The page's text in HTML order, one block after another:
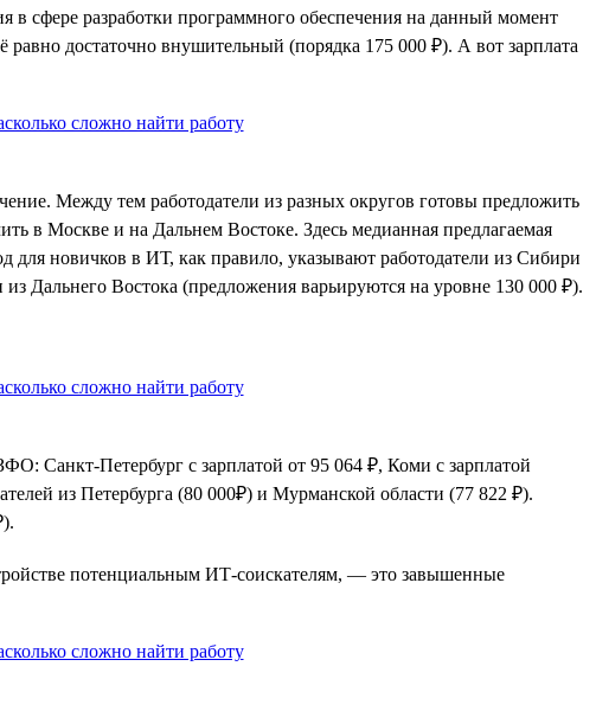
в сфере разработки программного обеспечения на данный момент
достаточно внушительный (порядка 175 000 ₽). А вот зарплата
Между тем работодатели из разных округов готовы предложить
в Москве и на Дальнем Востоке. Здесь медианная предлагаемая
для новичков в ИТ, как правило, указывают работодатели из Сибири
Дальнего Востока (предложения варьируются на уровне 130 000 ₽).
Санкт-Петербург с зарплатой от 95 064 ₽, Коми с зарплатой
из Петербурга (80 000₽) и Мурманской области (77 822 ₽).
потенциальным ИТ-соискателям, — это завышенные